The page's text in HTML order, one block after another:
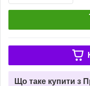
Що таке купити з